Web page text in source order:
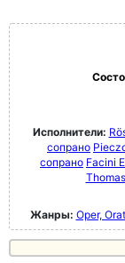
Исполнители:
сопрано
сопрано Facini
Жанры: Oper,